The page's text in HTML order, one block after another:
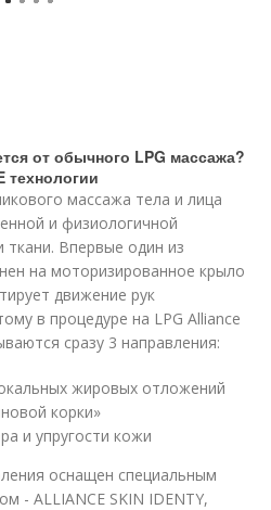
от обычного LPG массажа?
технологии
массажа тела и лица
и физиологичной
ткани. Впервые один из
на моторизированное крыло
движение рук
в процедуре на LPG Alliance
сразу 3 направления:
жировых отложений
корки»
и упругости кожи
оснащен специальным
- ALLIANCE SKIN IDENTY,